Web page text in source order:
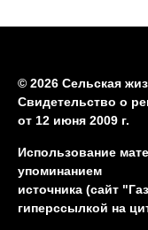
© 2026 Сельская
Свидетельство о
от 12 июня 2009 г.
Использование
упоминанием
источника (сайт
гиперссылкой на